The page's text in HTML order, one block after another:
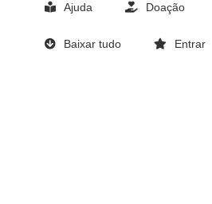
Ajuda Doação
Baixar tudo Entrar